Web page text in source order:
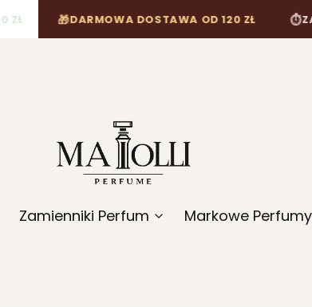
🎁 DARMOWA DOSTAWA OD 120 ZŁ ⏱ ZAMÓW
Zamienniki Perfum Markowe Perfumy